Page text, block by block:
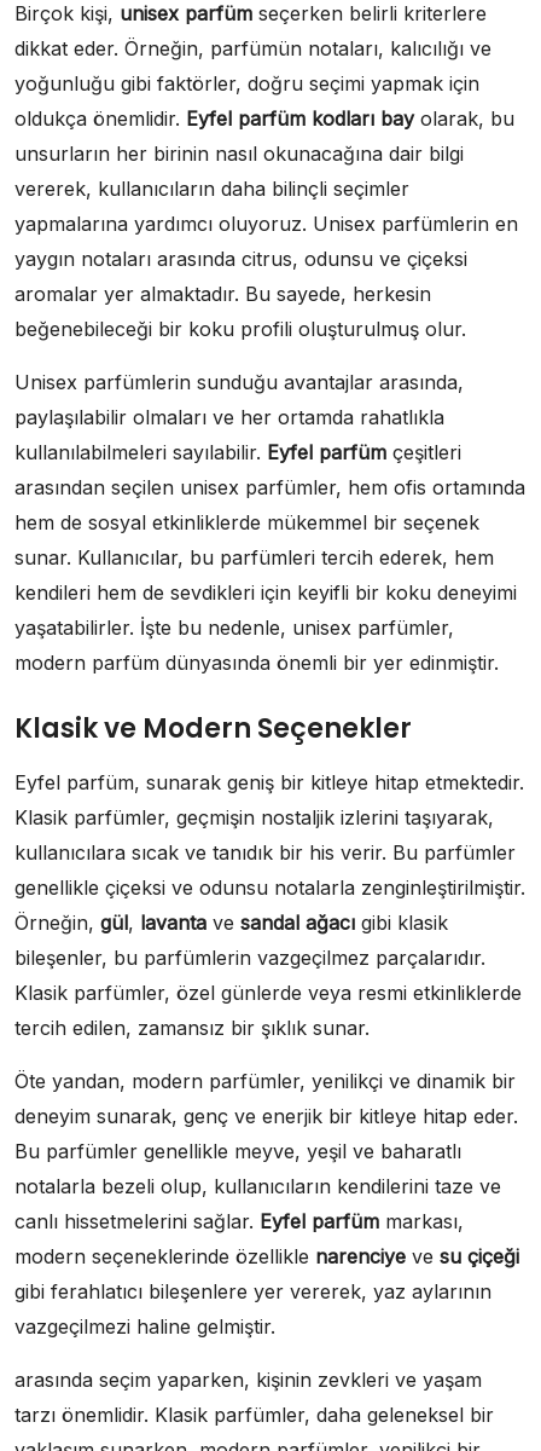
Birçok kişi, unisex parfüm seçerken belirli kriterlere
dikkat eder. Örneğin, parfümün notaları, kalıcılığı ve
yoğunluğu gibi faktörler, doğru seçimi yapmak için
oldukça önemlidir. Eyfel parfüm kodları bayolarak, bu
unsurların her birinin nasıl okunacağına dair bilgi
vererek, kullanıcıların daha bilinçli seçimler
yapmalarına yardımcı oluyoruz. Unisex parfümlerin en
yaygın notaları arasında citrus, odunsu ve çiçeksi
aromalar yer almaktadır. Bu sayede, herkesin
beğenebileceği bir koku profili oluşturulmuş olur.
Unisex parfümlerin sunduğu avantajlar arasında,
paylaşılabilir olmaları ve her ortamda rahatlıkla
kullanılabilmeleri sayılabilir. Eyfel parfüm çeşitleri
arasından seçilen unisex parfümler, hem ofis ortamında
hem de sosyal etkinliklerde mükemmel bir seçenek
sunar. Kullanıcılar, bu parfümleri tercih ederek, hem
kendileri hem de sevdikleri için keyifli bir koku deneyimi
yaşatabilirler. İşte bu nedenle, unisex parfümler,
modern parfüm dünyasında önemli bir yer edinmiştir.
Klasik ve Modern Seçenekler
Eyfel parfüm, sunarak geniş bir kitleye hitap etmektedir.
Klasik parfümler, geçmişin nostaljik izlerini taşıyarak,
kullanıcılara sıcak ve tanıdık bir his verir. Bu parfümler
genellikle çiçeksi ve odunsu notalarla zenginleştirilmiştir.
Örneğin, gül, lavanta ve sandal ağacı gibi klasik
bileşenler, bu parfümlerin vazgeçilmez parçalarıdır.
Klasik parfümler, özel günlerde veya resmi etkinliklerde
tercih edilen, zamansız bir şıklık sunar.
Öte yandan, modern parfümler, yenilikçi ve dinamik bir
deneyim sunarak, genç ve enerjik bir kitleye hitap eder.
Bu parfümler genellikle meyve, yeşil ve baharatlı
notalarla bezeli olup, kullanıcıların kendilerini taze ve
canlı hissetmelerini sağlar. Eyfel parfüm markası,
modern seçeneklerinde özellikle narenciye ve su çiçeği
gibi ferahlatıcı bileşenlere yer vererek, yaz aylarının
vazgeçilmezi haline gelmiştir.
arasında seçim yaparken, kişinin zevkleri ve yaşam
tarzı önemlidir. Klasik parfümler, daha geleneksel bir